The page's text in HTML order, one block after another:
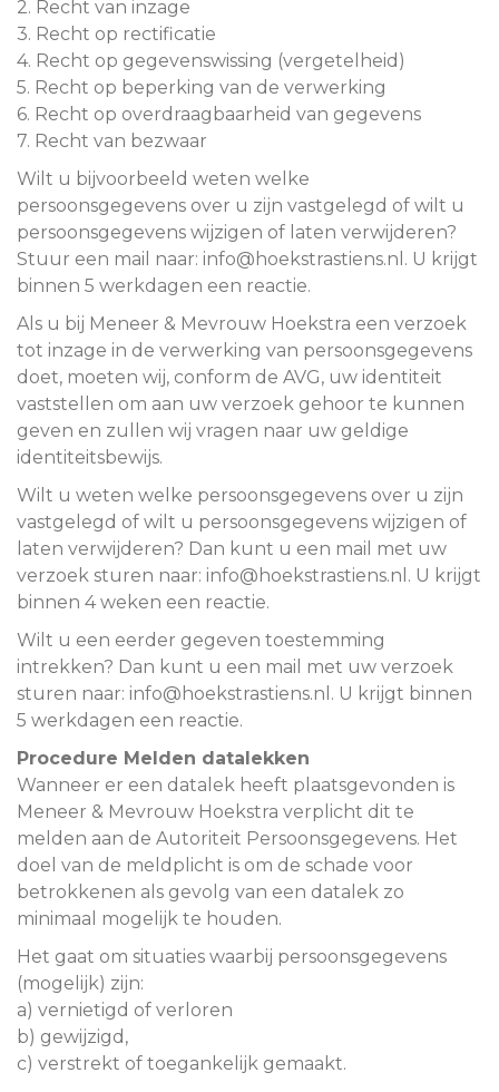
2. Recht van inzage
3. Recht op rectificatie
4. Recht op gegevenswissing (vergetelheid)
5. Recht op beperking van de verwerking
6. Recht op overdraagbaarheid van gegevens
7. Recht van bezwaar
Wilt u bijvoorbeeld weten welke
persoonsgegevens over u zijn vastgelegd of wilt u
persoonsgegevens wijzigen of laten verwijderen?
Stuur een mail naar: info@hoekstrastiens.nl. U krijgt
binnen 5 werkdagen een reactie.
Als u bij Meneer & Mevrouw Hoekstra een verzoek
tot inzage in de verwerking van persoonsgegevens
doet, moeten wij, conform de AVG, uw identiteit
vaststellen om aan uw verzoek gehoor te kunnen
geven en zullen wij vragen naar uw geldige
identiteitsbewijs.
Wilt u weten welke persoonsgegevens over u zijn
vastgelegd of wilt u persoonsgegevens wijzigen of
laten verwijderen? Dan kunt u een mail met uw
verzoek sturen naar: info@hoekstrastiens.nl. U krijgt
binnen 4 weken een reactie.
Wilt u een eerder gegeven toestemming
intrekken? Dan kunt u een mail met uw verzoek
sturen naar: info@hoekstrastiens.nl. U krijgt binnen
5 werkdagen een reactie.
Procedure Melden datalekken
Wanneer er een datalek heeft plaatsgevonden is
Meneer & Mevrouw Hoekstra verplicht dit te
melden aan de Autoriteit Persoonsgegevens. Het
doel van de meldplicht is om de schade voor
betrokkenen als gevolg van een datalek zo
minimaal mogelijk te houden.
Het gaat om situaties waarbij persoonsgegevens
(mogelijk) zijn:
a) vernietigd of verloren
b) gewijzigd,
c) verstrekt of toegankelijk gemaakt.